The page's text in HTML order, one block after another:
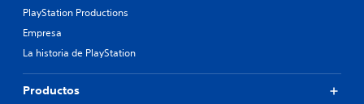
PlayStation Productions
Empresa
La historia de PlayStation
Productos